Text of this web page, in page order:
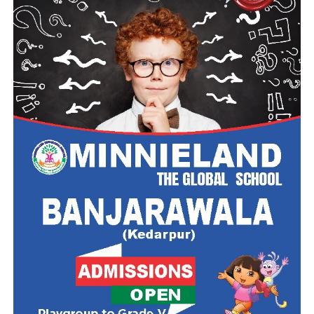
दस्तावेज अपलोड करें:अपनी हालिया पासपोर्ट साइज फोटो,
हस्ताक्षर और आवश्यक प्रमाणपत्रों की स्कैन कॉपी निर्धारित
फॉर्मेट और साइज में अपलोड करें।
आवेदन शुल्क का भुगतान:यदि आप सामान्य, ओबीसी या ईडब्ल्यूएस
श्रेणी से आते हैं, तो ₹100 का आवेदन शुल्क ऑनलाइन जमा करें।
(महिलाएं और SC/ST उम्मीदवार इस चरण को छोड़ सकते हैं)।
फॉर्म सबमिट और प्रिंट करें:पूरी जानकारी को एक बार दोबारा
जांच (Preview) लें और ‘Submit’ बटन पर क्लिक करें। भविष्य
के संदर्भ के लिए भरे हुए आवेदन पत्र और फीस रसीद का
प्रिंटआउट निकालकर अपने पास सुरक्षित रख लें।
परीक्षा की तैयारी के लिए कुछ महत्वपूर्ण
सिलेबस को समझें:परीक्षा की तैयारी शुरू करने से पहले बोर्ड द्वारा
जारी विस्तृत पाठ्यक्रम (Syllabus) और परीक्षा पैटर्न को अच्छी